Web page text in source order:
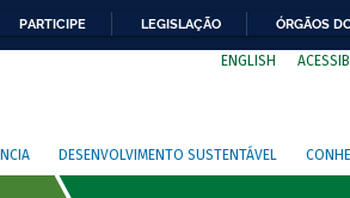
PARTICIPE LEGISLAÇÃO ÓRGÃOS
ENGLISH
DESENVOLVIMENTO SUSTENTÁVEL